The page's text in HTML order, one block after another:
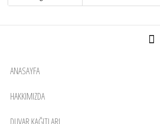
ANASAYFA
HAKKIMIZDA
DUVAR KAĞITLARI